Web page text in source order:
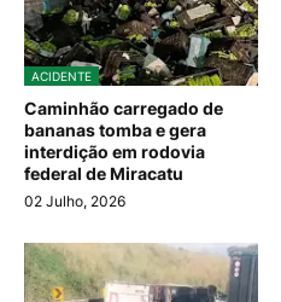
ACIDENTE
Caminhão carregado de
bananas tomba e gera
interdição em rodovia
federal de Miracatu
02 Julho, 2026